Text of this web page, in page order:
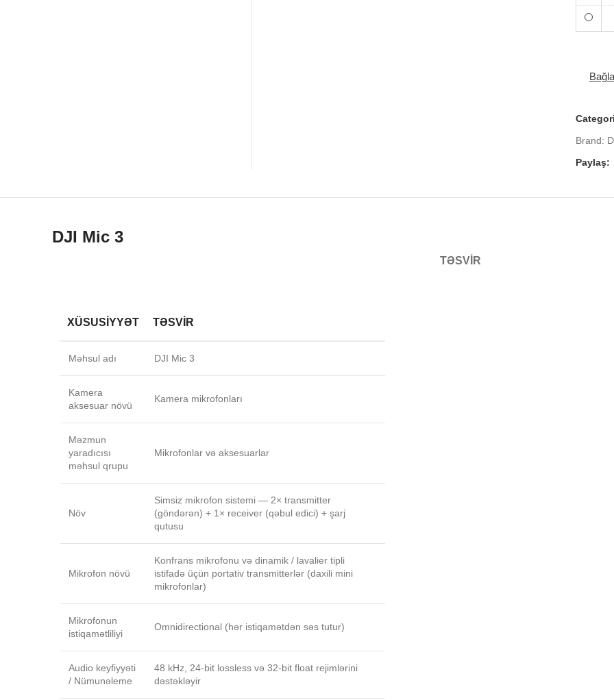
Bağla
Brand:
Paylaş:
DJI Mic 3
TƏSVIR
XÜSUSIYYƏT TƏSVIR
Məhsul adı DJI Mic 3
Kamera
aksesuar növü
Kamera mikrofonları
Məzmun
yaradıcısı
məhsul qrupu
Mikrofonlar və aksesuarlar
Növ
Simsiz mikrofon sistemi — 2× transmitter
(göndərən) + 1× receiver (qəbul edici) + şarj
qutusu
Mikrofon növü
Konfrans mikrofonu və dinamik / lavalier tipli
istifadə üçün portativ transmitterlər (daxili mini
mikrofonlar)
Mikrofonun
istiqamətliliyi
Omnidirectional (hər istiqamətdən səs tutur)
Audio keyfiyyəti
/ Nümunəleme
48 kHz, 24-bit lossless və 32-bit float rejimlərini
dəstəkləyir